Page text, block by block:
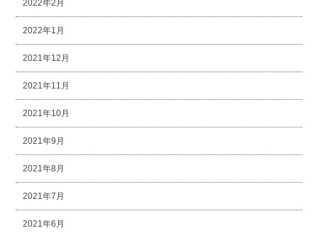
2022年2月
2022年1月
2021年12月
2021年11月
2021年10月
2021年9月
2021年8月
2021年7月
2021年6月